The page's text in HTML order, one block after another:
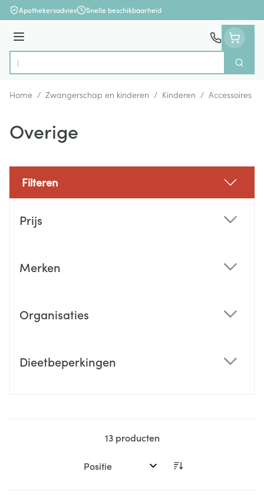
Ga naar de inhoud
Apothekersadvies Snelle beschikbaarheid
Menu
Product, merk, categorie...
Zoek
Home / Zwangerschap en kinderen / Kinderen / Accessoires
Overige
Filteren
Prijs
Merken
Organisaties
Dieetbeperkingen
13producten
Sorteer op: